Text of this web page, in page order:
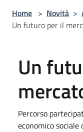
Home > Novità >
Un futuro per il
Un
Percorso
economico